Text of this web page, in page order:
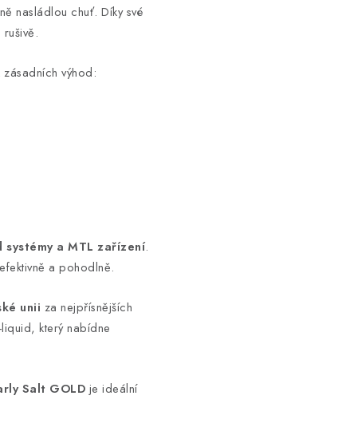
nasládlou chuť. Díky své
výhod:
systémy a MTL zařízení.
a pohodlně.
unii za nejpřísnějších
který nabídne
Salt GOLD je ideální